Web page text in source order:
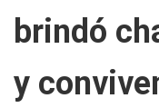
brindó
y